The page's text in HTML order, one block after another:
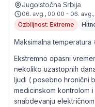
Jugoistočna Srbija
06. avg., 00:00 - 06.
Ozbiljnost: Extreme
Maksimalna temperatura
Ekstremno opasni
nekoliko uzastopnih
ljudi ( posebno hronični
medicinskom kontrolom
snabdevanju